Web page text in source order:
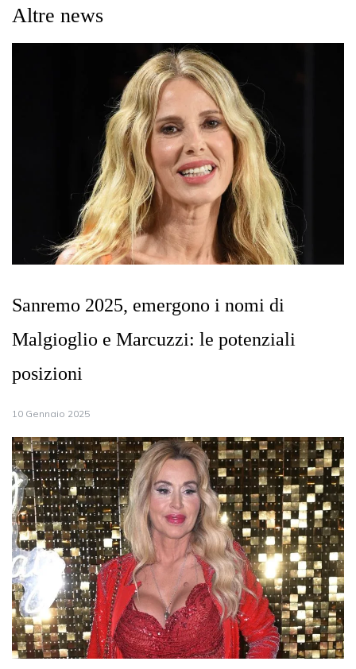
Altre news
Sanremo 2025, emergono i nomi di
Malgioglio e Marcuzzi: le potenziali
posizioni
10 Gennaio 2025